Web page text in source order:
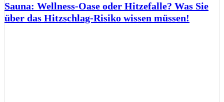
Sauna: Wellness-Oase oder Hitzefalle? Was Sie
über das Hitzschlag-Risiko wissen müssen!